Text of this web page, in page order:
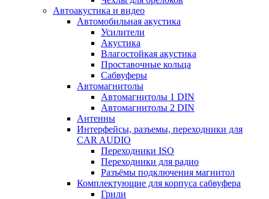
Автоакустика и видео
Автомобильная акустика
Усилители
Акустика
Влагостойкая акустика
Проставочные кольца
Сабвуферы
Автомагнитолы
Автомагнитолы 1 DIN
Автомагнитолы 2 DIN
Антенны
Интерфейсы, разъемы, переходники для
CAR AUDIO
Переходники ISO
Переходники для радио
Разъёмы подключения магнитол
Комплектующие для корпуса сабвуфера
Грили